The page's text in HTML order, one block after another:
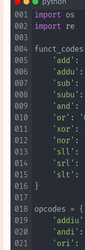
001
002
003
004
005
006
007
008
009
010
011
012
013
014
015
016
017
018
019
020
021
import
import re
'add' :
'addu' :
'sub' :
'subu' :
'and' :
'or' :
'xor' :
'nor' :
'sll' :
'srl' :
'slt' :
}
opcodes = {
'addiu'
'andi' :
'ori' :